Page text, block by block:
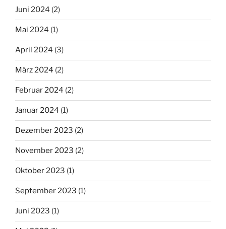
Juni 2024 (2)
Mai 2024 (1)
April 2024 (3)
März 2024 (2)
Februar 2024 (2)
Januar 2024 (1)
Dezember 2023 (2)
November 2023 (2)
Oktober 2023 (1)
September 2023 (1)
Juni 2023 (1)